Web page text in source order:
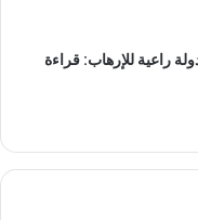
راعية للإرهاب: قراءة